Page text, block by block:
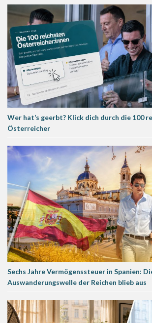
Wer hat’s geerbt? Klick dich durch die 100
Österreicher
Sechs Jahre Vermögenssteuer in Spanien:
Auswanderungswelle der Reichen blieb aus